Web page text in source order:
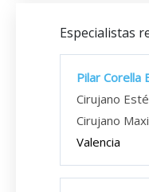
Especialistas
Pilar Corella
Cirujano
Cirujano
Valencia